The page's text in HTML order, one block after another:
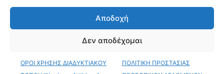
Αποδοχή
Δεν αποδέχομαι
ΟΡΟΙ ΧΡΗΣΗΣ ΔΙΑΔΥΚΤΙΑΚΟΥ
ΠΟΛΙΤΙΚΗ ΠΡΟΣΤΑΣΙΑΣ
Videos Όροι Χρήσης
© Copyright 2026 ΝΕΟΛΟΓΟΣ ΑΤΤΙΚΗΣ • All Rights Reserved •